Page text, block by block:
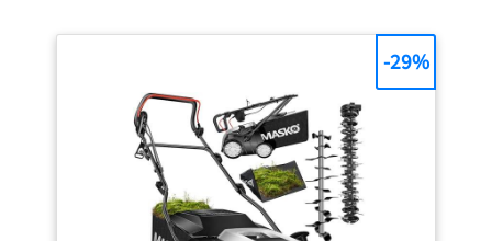
-29%